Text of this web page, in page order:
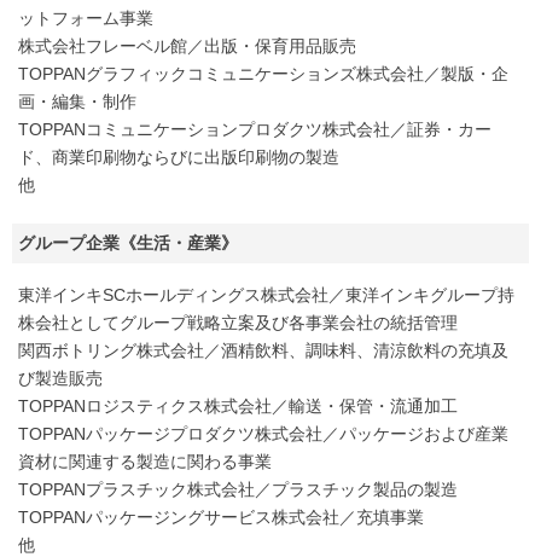
ットフォーム事業
株式会社フレーベル館／出版・保育用品販売
TOPPANグラフィックコミュニケーションズ株式会社／製版・企
画・編集・制作
TOPPANコミュニケーションプロダクツ株式会社／証券・カー
ド、商業印刷物ならびに出版印刷物の製造
他
グループ企業《生活・産業》
東洋インキSCホールディングス株式会社／東洋インキグループ持
株会社としてグループ戦略立案及び各事業会社の統括管理
関西ボトリング株式会社／酒精飲料、調味料、清涼飲料の充填及
び製造販売
TOPPANロジスティクス株式会社／輸送・保管・流通加工
TOPPANパッケージプロダクツ株式会社／パッケージおよび産業
資材に関連する製造に関わる事業
TOPPANプラスチック株式会社／プラスチック製品の製造
TOPPANパッケージングサービス株式会社／充填事業
他